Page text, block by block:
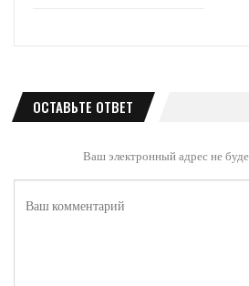
ОСТАВЬТЕ ОТВЕТ
Ваш электронный адрес не